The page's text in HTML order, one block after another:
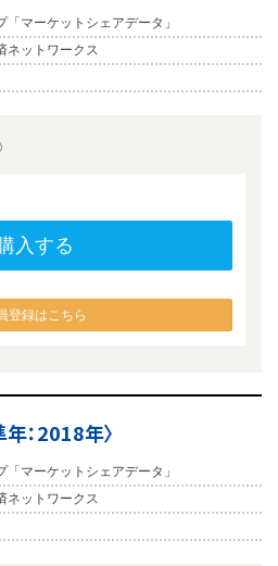
「マーケットシェアデータ」
ネットワークス
入する
登録はこちら
：2018年〉
「マーケットシェアデータ」
ネットワークス